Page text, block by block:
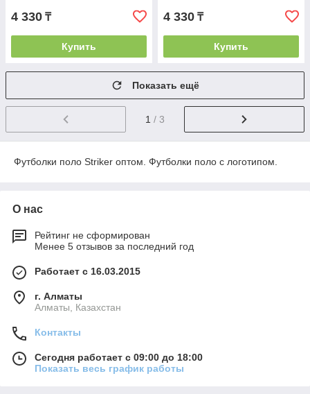
4 330 ₸
Купить
4 330 ₸
Купить
Показать ещё
1 / 3
Футболки поло Striker оптом. Футболки поло с логотипом.
О нас
Рейтинг не сформирован
Менее 5 отзывов за последний год
Работает с 16.03.2015
г. Алматы
Алматы, Казахстан
Контакты
Сегодня работает с 09:00 до 18:00
Показать весь график работы